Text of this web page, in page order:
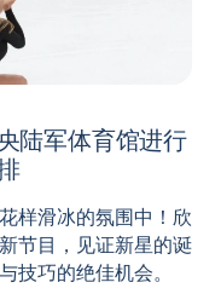
陆军体育馆进行
样滑冰的氛围中！欣
节目，见证新星的诞
技巧的绝佳机会。